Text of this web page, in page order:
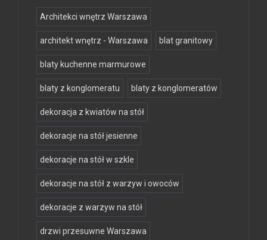
Architekci wnętrz Warszawa
architekt wnętrz - Warszawa blat granitowy
blaty kuchenne marmurowe
blaty z konglomeratu blaty z konglomeratów
dekoracja z kwiatów na stół
dekoracje na stół jesienne
dekoracje na stół w szkle
dekoracje na stół z warzyw i owoców
dekoracje z warzyw na stół
drzwi przesuwne Warszawa